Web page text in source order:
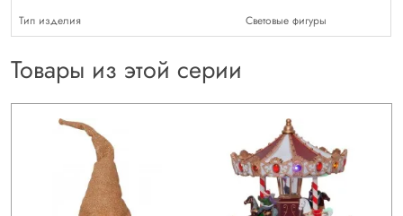
Тип изделия
Световые фигуры
Товары из этой серии